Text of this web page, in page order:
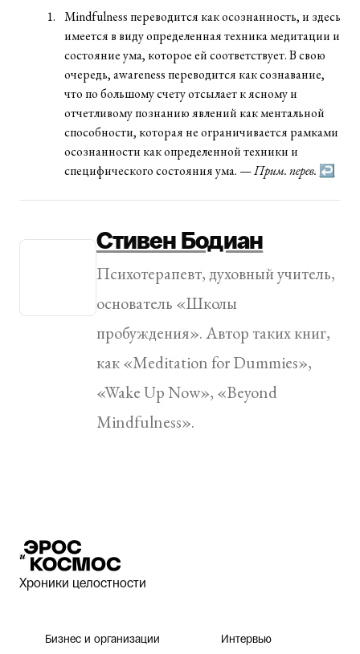
Mindfulness переводится как осознанность, и здесь
имеется в виду определенная техника медитации и
состояние ума, которое ей соответствует. В свою
очередь, awareness переводится как сознавание,
что по большому счету отсылает к ясному и
отчетливому познанию явлений как ментальной
способности, которая не ограничивается рамками
осознанности как определенной техники и
специфического состояния ума. —Прим. перев. ↩
Стивен Бодиан
Психотерапевт, духовный учитель,
основатель «Школы
пробуждения». Автор таких книг,
как «Meditation for Dummies»,
«Wake Up Now», «Beyond
Mindfulness».
Эрос и Космос
Хроники целостности
Бизнес и организации Интервью